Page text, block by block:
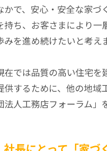
かで、安心・安全な家づ
持ち、お客さまにより一
みを進め続けたいと考え
在では品質の高い住宅を
供するために、他の地域
法人工務店フォーラム」